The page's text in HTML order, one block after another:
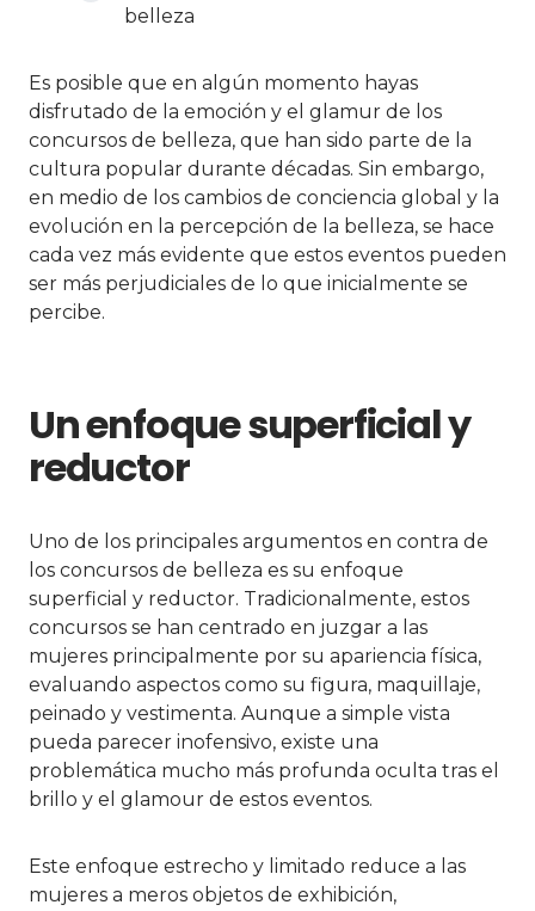
belleza
Es posible que en algún momento hayas
disfrutado de la emoción y el glamur de los
concursos de belleza, que han sido parte de la
cultura popular durante décadas. Sin embargo,
en medio de los cambios de conciencia global y la
evolución en la percepción de la belleza, se hace
cada vez más evidente que estos eventos pueden
ser más perjudiciales de lo que inicialmente se
percibe.
Un enfoque superficial y
reductor
Uno de los principales argumentos en contra de
los concursos de belleza es su enfoque
superficial y reductor. Tradicionalmente, estos
concursos se han centrado en juzgar a las
mujeres principalmente por su apariencia física,
evaluando aspectos como su figura, maquillaje,
peinado y vestimenta. Aunque a simple vista
pueda parecer inofensivo, existe una
problemática mucho más profunda oculta tras el
brillo y el glamour de estos eventos.
Este enfoque estrecho y limitado reduce a las
mujeres a meros objetos de exhibición,